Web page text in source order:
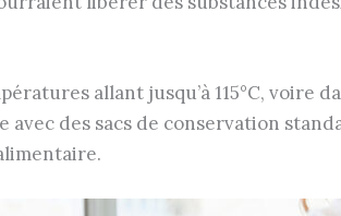
allant jusqu’à 115°C, voire
des sacs de conservation